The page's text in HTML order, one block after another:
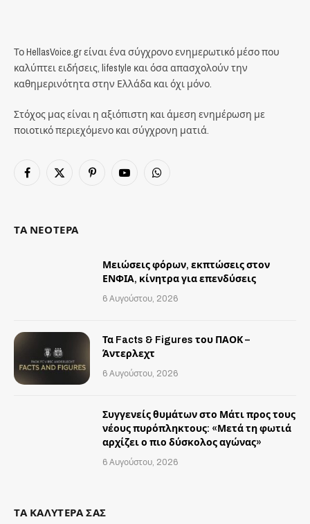
Το HellasVoice.gr είναι ένα σύγχρονο ενημερωτικό μέσο που
καλύπτει ειδήσεις, lifestyle και όσα απασχολούν την
καθημερινότητα στην Ελλάδα και όχι μόνο.
Στόχος μας είναι η αξιόπιστη και άμεση ενημέρωση με
ποιοτικό περιεχόμενο και σύγχρονη ματιά.
Facebook
X
PinterestYouTubeWhatsApp
ΤΑ ΝΕΟΤΕΡΑ
Μειώσεις φόρων, εκπτώσεις στον
ΕΝΦΙΑ, κίνητρα για επενδύσεις
6 Αυγούστου, 2026
Τα Facts & Figures του ΠΑΟΚ –
Άντερλεχτ
6 Αυγούστου, 2026
Συγγενείς θυμάτων στο Μάτι προς τους
νέους πυρόπληκτους: «Μετά τη φωτιά
αρχίζει ο πιο δύσκολος αγώνας»
6 Αυγούστου, 2026
ΤΑ ΚΑΛΥΤΕΡΑ ΣΑΣ